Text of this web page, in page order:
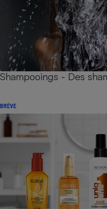
Shampooings - Des
BRÈVE